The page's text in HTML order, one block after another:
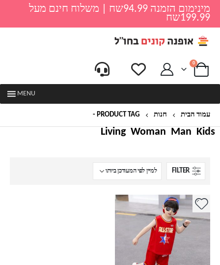
מינימום הזמנה 94.99שח | משלוח חינם מעל
199.99שח
0
MENU
עמוד הבית חנות PRODUCT TAG -
Kids
Man
Woman
Living
FILTER
למוצר
יש